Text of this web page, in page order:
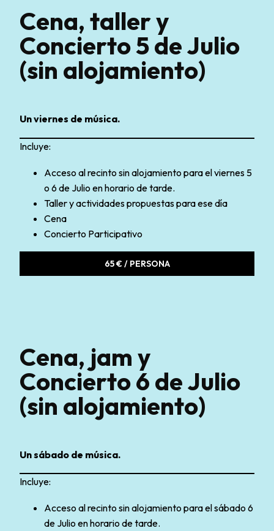
Cena, taller y
Concierto 5 de Julio
(sin alojamiento)
Un viernes de música.
Incluye:
Acceso al recinto sin alojamiento para el viernes 5
o 6 de Julio en horario de tarde.
Taller y actividades propuestas para ese día
Cena
Concierto Participativo
65 € / PERSONA
Cena, jam y
Concierto 6 de Julio
(sin alojamiento)
Un sábado de música.
Incluye:
Acceso al recinto sin alojamiento para el sábado 6
de Julio en horario de tarde.